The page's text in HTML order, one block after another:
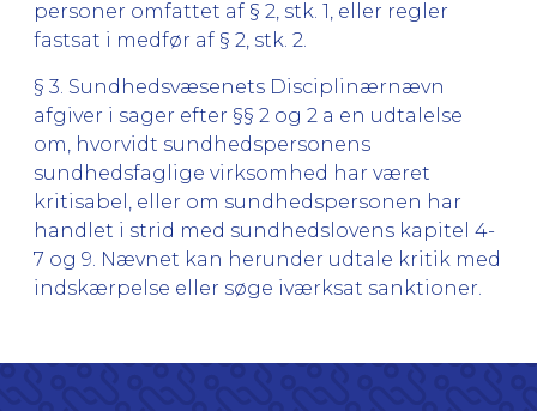
personer omfattet af § 2, stk. 1, eller regler
fastsat i medfør af § 2, stk. 2.
§ 3. Sundhedsvæsenets Disciplinærnævn
afgiver i sager efter §§ 2 og 2 a en udtalelse
om, hvorvidt sundhedspersonens
sundhedsfaglige virksomhed har været
kritisabel, eller om sundhedspersonen har
handlet i strid med sundhedslovens kapitel 4-
7 og 9. Nævnet kan herunder udtale kritik med
indskærpelse eller søge iværksat sanktioner.